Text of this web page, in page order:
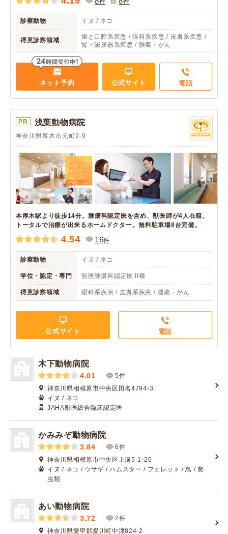
診察動物 イヌ / ネコ
得意診察領域
歯と口腔系疾患 / 眼科系疾患 / 皮膚系疾患 /
腎・泌尿器系疾患 / 腫瘍・がん
ネット予約 公式サイト 電話
PR 浅葉動物病院
神奈川県厚木市元町9-9
本厚木駅より徒歩14分。腫瘍科認定医を含め、獣医師が4人在籍。
トータルで治療が出来るホームドクター。無料駐車場8台完備。
4.54 16件
診察動物 イヌ / ネコ
学位・認定・専門 獣医腫瘍科認定医 II種
得意診察領域 眼科系疾患 / 皮膚系疾患 / 腫瘍・がん
公式サイト 電話
木下動物病院
4.01
5件
神奈川県相模原市中央区田名4794-3
イヌ / ネコ
JAHA獣医総合臨床認定医
かみみぞ動物病院
3.84
6件
神奈川県相模原市中央区上溝5-1-20
イヌ / ネコ / ウサギ / ハムスター / フェレット / 鳥 / 爬
虫類
あい動物病院
3.72
2件
神奈川県愛甲郡愛川町中津824-2